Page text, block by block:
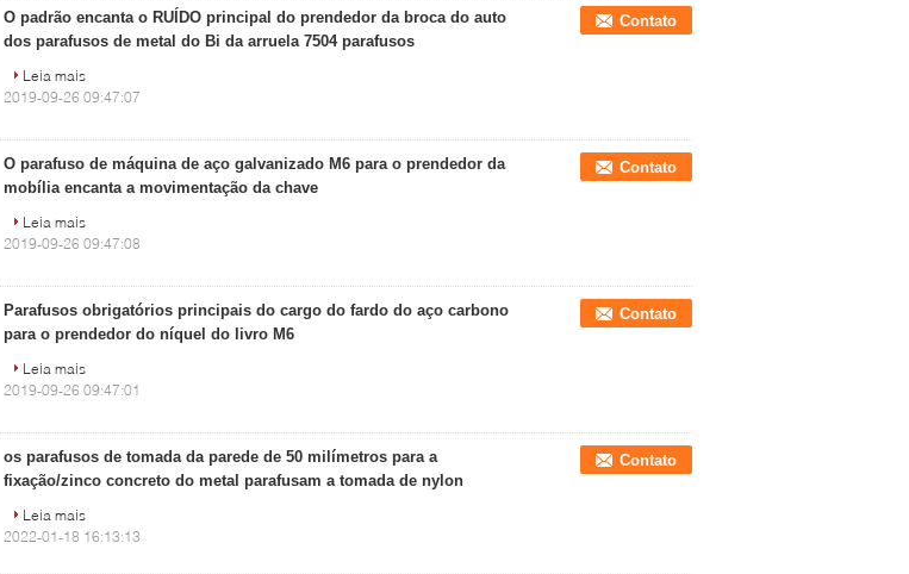
O padrão encanta o RUÍDO principal do prendedor da broca do auto
dos parafusos de metal do Bi da arruela 7504 parafusos
Contato
Leia mais
2019-09-26 09:47:07
O parafuso de máquina de aço galvanizado M6 para o prendedor da
mobília encanta a movimentação da chave
Contato
Leia mais
2019-09-26 09:47:08
Parafusos obrigatórios principais do cargo do fardo do aço carbono
para o prendedor do níquel do livro M6
Contato
Leia mais
2019-09-26 09:47:01
os parafusos de tomada da parede de 50 milímetros para a
fixação/zinco concreto do metal parafusam a tomada de nylon
Contato
Leia mais
2022-01-18 16:13:13